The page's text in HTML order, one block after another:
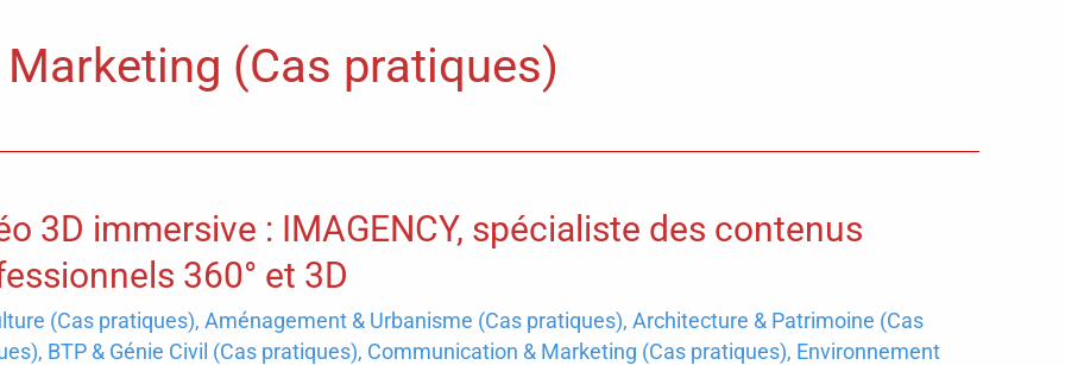
(Cas pratiques)
3D immersive : IMAGENCY, spécialiste des contenus
360° et 3D
(Cas pratiques), Aménagement & Urbanisme (Cas pratiques), Architecture & Patrimoine (Cas
, BTP & Génie Civil (Cas pratiques), Communication & Marketing (Cas pratiques), Environnement